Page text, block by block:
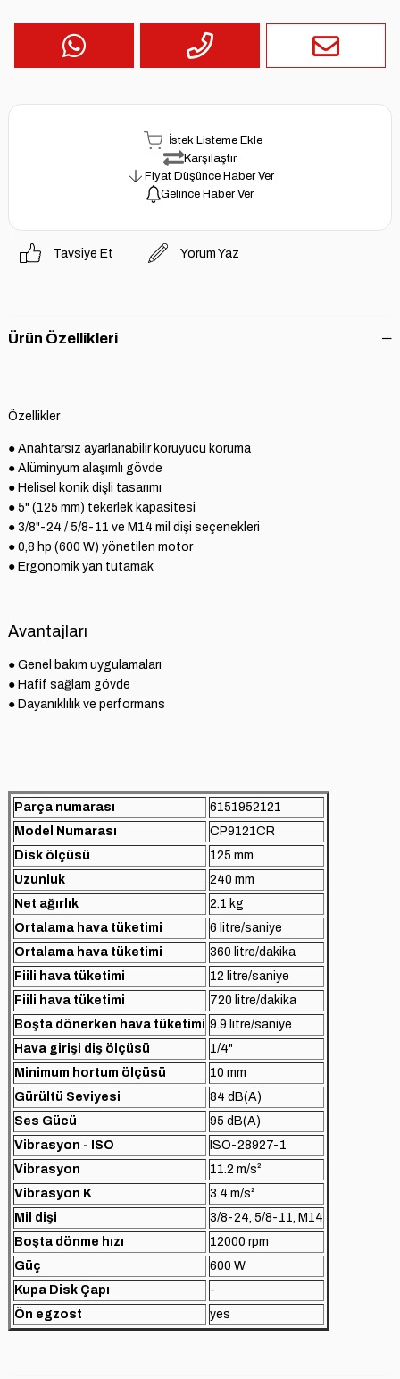
İstek Listeme Ekle
Karşılaştır
Fiyat Düşünce Haber Ver
Gelince Haber Ver
Tavsiye Et Yorum Yaz
Ürün Özellikleri
Özellikler
● Anahtarsız ayarlanabilir koruyucu koruma
● Alüminyum alaşımlı gövde
● Helisel konik dişli tasarımı
● 5" (125 mm) tekerlek kapasitesi
● 3/8"-24 / 5/8-11 ve M14 mil dişi seçenekleri
● 0,8 hp (600 W) yönetilen motor
● Ergonomik yan tutamak
Avantajları
● Genel bakım uygulamaları
● Hafif sağlam gövde
● Dayanıklılık ve performans
Parça numarası
6151952121
Model Numarası
CP9121CR
Disk ölçüsü
125 mm
Uzunluk
240 mm
Net ağırlık
2.1 kg
Ortalama hava tüketimi
6 litre/saniye
Ortalama hava tüketimi
360 litre/dakika
Fiili hava tüketimi
12 litre/saniye
Fiili hava tüketimi
720 litre/dakika
Boşta dönerken hava tüketimi 9.9 litre/saniye
Hava girişi diş ölçüsü
1/4"
Minimum hortum ölçüsü
10 mm
Gürültü Seviyesi
84 dB(A)
Ses Gücü
95 dB(A)
Vibrasyon - ISO
ISO-28927-1
Vibrasyon
11.2 m/s²
Vibrasyon K
3.4 m/s²
Mil dişi
3/8-24, 5/8-11, M14
Boşta dönme hızı
12000 rpm
Güç
600 W
Kupa Disk Çapı
-
Ön egzost
yes